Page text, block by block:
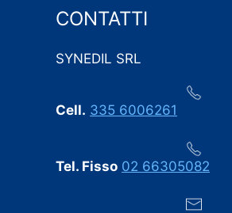
CONTATTI
SYNEDIL SRL
Cell. 335 6006261
Tel. Fisso 02 66305082